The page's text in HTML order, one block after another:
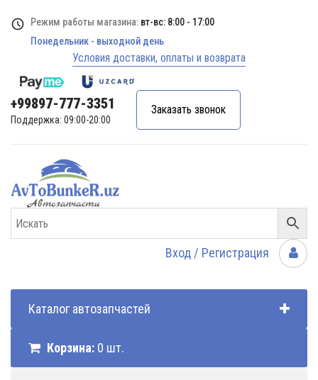
Режим работы магазина: вт-вс: 8:00 - 17:00
Понедельник - выходной день
Условия доставки, оплаты и возврата
+99897-777-3351
Поддержка: 09:00-20:00
Заказать звонок
Вход / Регистрация
Каталог автозапчастей
Корзина: 0 шт.